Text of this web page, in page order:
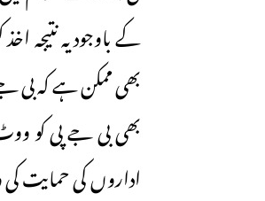
کے باوجود یہ
بھی ممکن ہے کہ بی
بھی بی جے پی کو